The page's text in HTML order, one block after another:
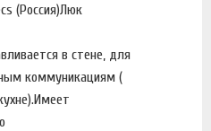
(Россия)Люк
в стене, для
коммуникациям (